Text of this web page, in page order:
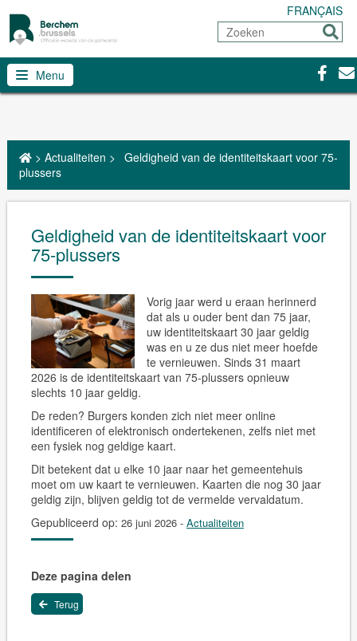
FRANÇAIS
Zoeken
Sturen
Menu
> Actualiteiten > Geldigheid van de identiteitskaart voor 75-
plussers
Geldigheid van de identiteitskaart voor
75-plussers
Vorig jaar werd u eraan herinnerd
dat als u ouder bent dan 75 jaar,
uw identiteitskaart 30 jaar geldig
was en u ze dus niet meer hoefde
te vernieuwen. Sinds 31 maart
2026 is de identiteitskaart van 75-plussers opnieuw
slechts 10 jaar geldig.
De reden? Burgers konden zich niet meer online
identificeren of elektronisch ondertekenen, zelfs niet met
een fysiek nog geldige kaart.
Dit betekent dat u elke 10 jaar naar het gemeentehuis
moet om uw kaart te vernieuwen. Kaarten die nog 30 jaar
geldig zijn, blijven geldig tot de vermelde vervaldatum.
Gepubliceerd op: 26 juni 2026 - Actualiteiten
Deze pagina delen
Terug